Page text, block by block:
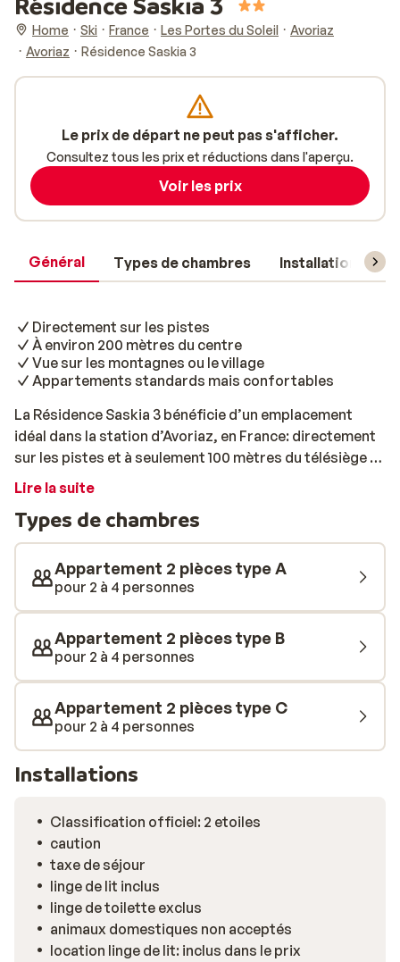
Home Ski France Les Portes du Soleil
Avoriaz
Avoriaz
Résidence Saskia 3
Général Types de chambres Installations
Directement sur les pistes
À environ 200 mètres du centre
Vue sur les montagnes ou le village
Appartements standards mais confortables
La Résidence Saskia 3 bénéficie d’un emplacement
idéal dans la station d’Avoriaz, en France: directement
sur les pistes et à seulement 100 mètres du télésiège le
plus proche. Vous sortez littéralement de votre
vrai ski-in/ski-out. Le centre d’Avoriaz se trouve à
environ 200 mètres, avec ses commerces, restaurants
et possibilités d’après-ski toujours à portée de main.
Les appartements, adaptés pour 2 à 4 personnes, sont
confortables et accueillants. Les finitions en bois
chaleureux, les touches de couleur et l’agencement
pratique créent une atmosphère conviviale. Depuis le
séjour ou le balcon, vous profitez d’une vue sur les
cadre agréable à tout moment de la journée. La
kitchenette compacte est équipée de tout le
ondes, idéale pour préparer un repas simple après une
Lire la suite
Types de chambres
Appartement 2 pièces type A
pour 2 à 4 personnes
Appartement 2 pièces type B
pour 2 à 4 personnes
Appartement 2 pièces type C
pour 2 à 4 personnes
Installations
Classification officiel: 2 etoiles
caution
taxe de séjour
linge de lit inclus
linge de toilette exclus
animaux domestiques non acceptés
location linge de lit: inclus dans le prix
Le prix de départ ne peut pas s'afficher.
Consultez tous les prix et réductions dans l'aperçu.
Voir les prix